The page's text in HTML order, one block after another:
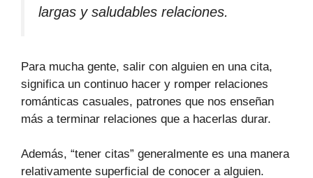
largas y saludables relaciones.
Para mucha gente, salir con alguien en una cita,
significa un continuo hacer y romper relaciones
románticas casuales, patrones que nos enseñan
más a terminar relaciones que a hacerlas durar.
Además, “tener citas” generalmente es una manera
relativamente superficial de conocer a alguien.